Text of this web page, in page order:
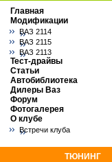
Главная
Модификации
ВАЗ 2114
ВАЗ 2115
ВАЗ 2113
Тест-драйвы
Статьи
Автобиблиотека
Дилеры Ваз
Форум
Фотогалерея
О клубе
Встречи клуба
ТЮНИНГ